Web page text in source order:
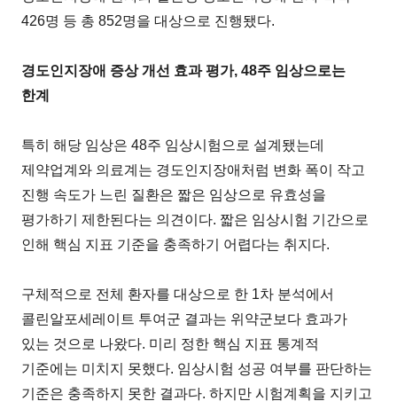
426명 등 총 852명을 대상으로 진행됐다.
경도인지장애 증상 개선 효과 평가, 48주 임상으로는
한계
특히 해당 임상은 48주 임상시험으로 설계됐는데
제약업계와 의료계는 경도인지장애처럼 변화 폭이 작고
진행 속도가 느린 질환은 짧은 임상으로 유효성을
평가하기 제한된다는 의견이다. 짧은 임상시험 기간으로
인해 핵심 지표 기준을 충족하기 어렵다는 취지다.
구체적으로 전체 환자를 대상으로 한 1차 분석에서
콜린알포세레이트 투여군 결과는 위약군보다 효과가
있는 것으로 나왔다. 미리 정한 핵심 지표 통계적
기준에는 미치지 못했다. 임상시험 성공 여부를 판단하는
기준은 충족하지 못한 결과다. 하지만 시험계획을 지키고